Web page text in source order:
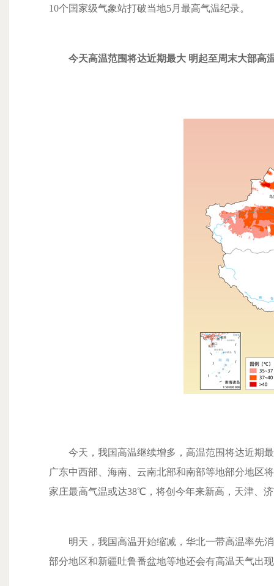
10个国家级气象站打破当地5月最高气温纪录。
今天高温范围将达近期最大 明起至周末大部高
今天，我国高温继续增多，高温范围将达近期最
广东中西部、海南、云南北部和南部等地部分地区
家庄最高气温或达38℃，将创今年来新高，天津、
明天，我国高温开始缩减，华北一带高温率先消
部分地区和新疆吐鲁番盆地等地还会有高温天气出